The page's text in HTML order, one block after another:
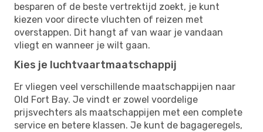
besparen of de beste vertrektijd zoekt, je kunt
kiezen voor directe vluchten of reizen met
overstappen. Dit hangt af van waar je vandaan
vliegt en wanneer je wilt gaan.
Kies je luchtvaartmaatschappij
Er vliegen veel verschillende maatschappijen naar
Old Fort Bay. Je vindt er zowel voordelige
prijsvechters als maatschappijen met een complete
service en betere klassen. Je kunt de bagageregels,